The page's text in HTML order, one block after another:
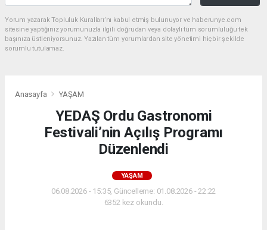
Yorum yazarak Topluluk Kuralları’nı kabul etmiş bulunuyor ve haberunye.com
sitesine yaptığınız yorumunuzla ilgili doğrudan veya dolaylı tüm sorumluluğu tek
başınıza üstleniyorsunuz. Yazılan tüm yorumlardan site yönetimi hiçbir şekilde
sorumlu tutulamaz.
Anasayfa YAŞAM
YEDAŞ Ordu Gastronomi
Festivali’nin Açılış Programı
Düzenlendi
YAŞAM
06.08.2026 - 15:35, Güncelleme: 01.08.2026 - 22:22
6352 kez okundu.